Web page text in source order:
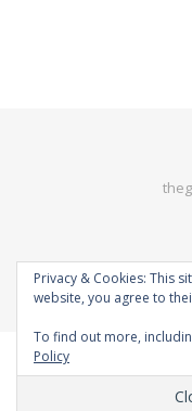
Privacy & Cookies: This
website, you agree to
To find out more,
Policy